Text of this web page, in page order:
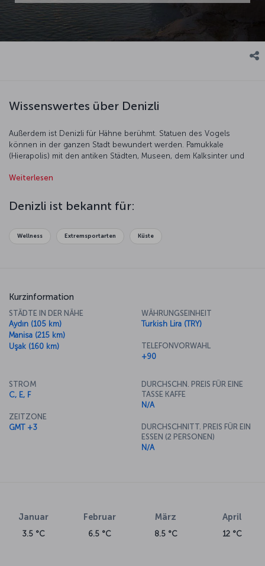
Wissenswertes über Denizli
Außerdem ist Denizli für Hähne berühmt. Statuen des Vogels
können in der ganzen Stadt bewundert werden. Pamukkale
(Hierapolis) mit den antiken Städten, Museen, dem Kalksinter und
Seidenstraße machen Denizli zu einem bedeutenden Touristenziel.
Weiterlesen
Denizli ist bekannt für:
Wellness Extremsportarten Küste
Kurzinformation
STÄDTE IN DER NÄHE
Aydın (105 km)
Manisa (215 km)
Uşak (160 km)
WÄHRUNGSEINHEIT
Turkish Lira (TRY)
TELEFONVORWAHL
+90
STROM
C, E, F
ZEITZONE
GMT +3
DURCHSCHN. PREIS FÜR EINE
TASSE KAFFE
N/A
DURCHSCHNITT. PREIS FÜR EIN
ESSEN (2 PERSONEN)
N/A
Januar
3.5 °C
Februar
6.5 °C
März
8.5 °C
April
12 °C